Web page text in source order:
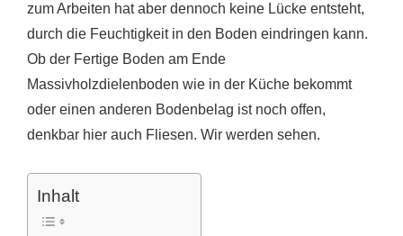
zum Arbeiten hat aber dennoch keine Lücke entsteht,
durch die Feuchtigkeit in den Boden eindringen kann.
Ob der Fertige Boden am Ende
Massivholzdielenboden wie in der Küche bekommt
oder einen anderen Bodenbelag ist noch offen,
denkbar hier auch Fliesen. Wir werden sehen.
Inhalt